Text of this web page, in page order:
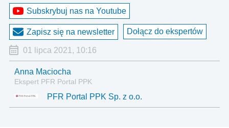
Subskrybuj nas na Youtube
Zapisz się na newsletter Dołącz do ekspertów
01 lipca 2021, 10:16
Anna Maciocha
Ekspert PFR Portal PPK
PFR Portal PPK Sp. z o.o.